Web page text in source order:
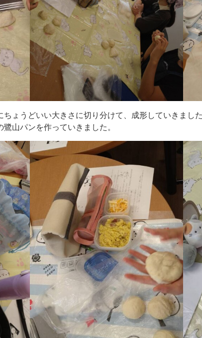
ょうどいい大きさに切り分けて、成形していきまし
山パンを作っていきました。